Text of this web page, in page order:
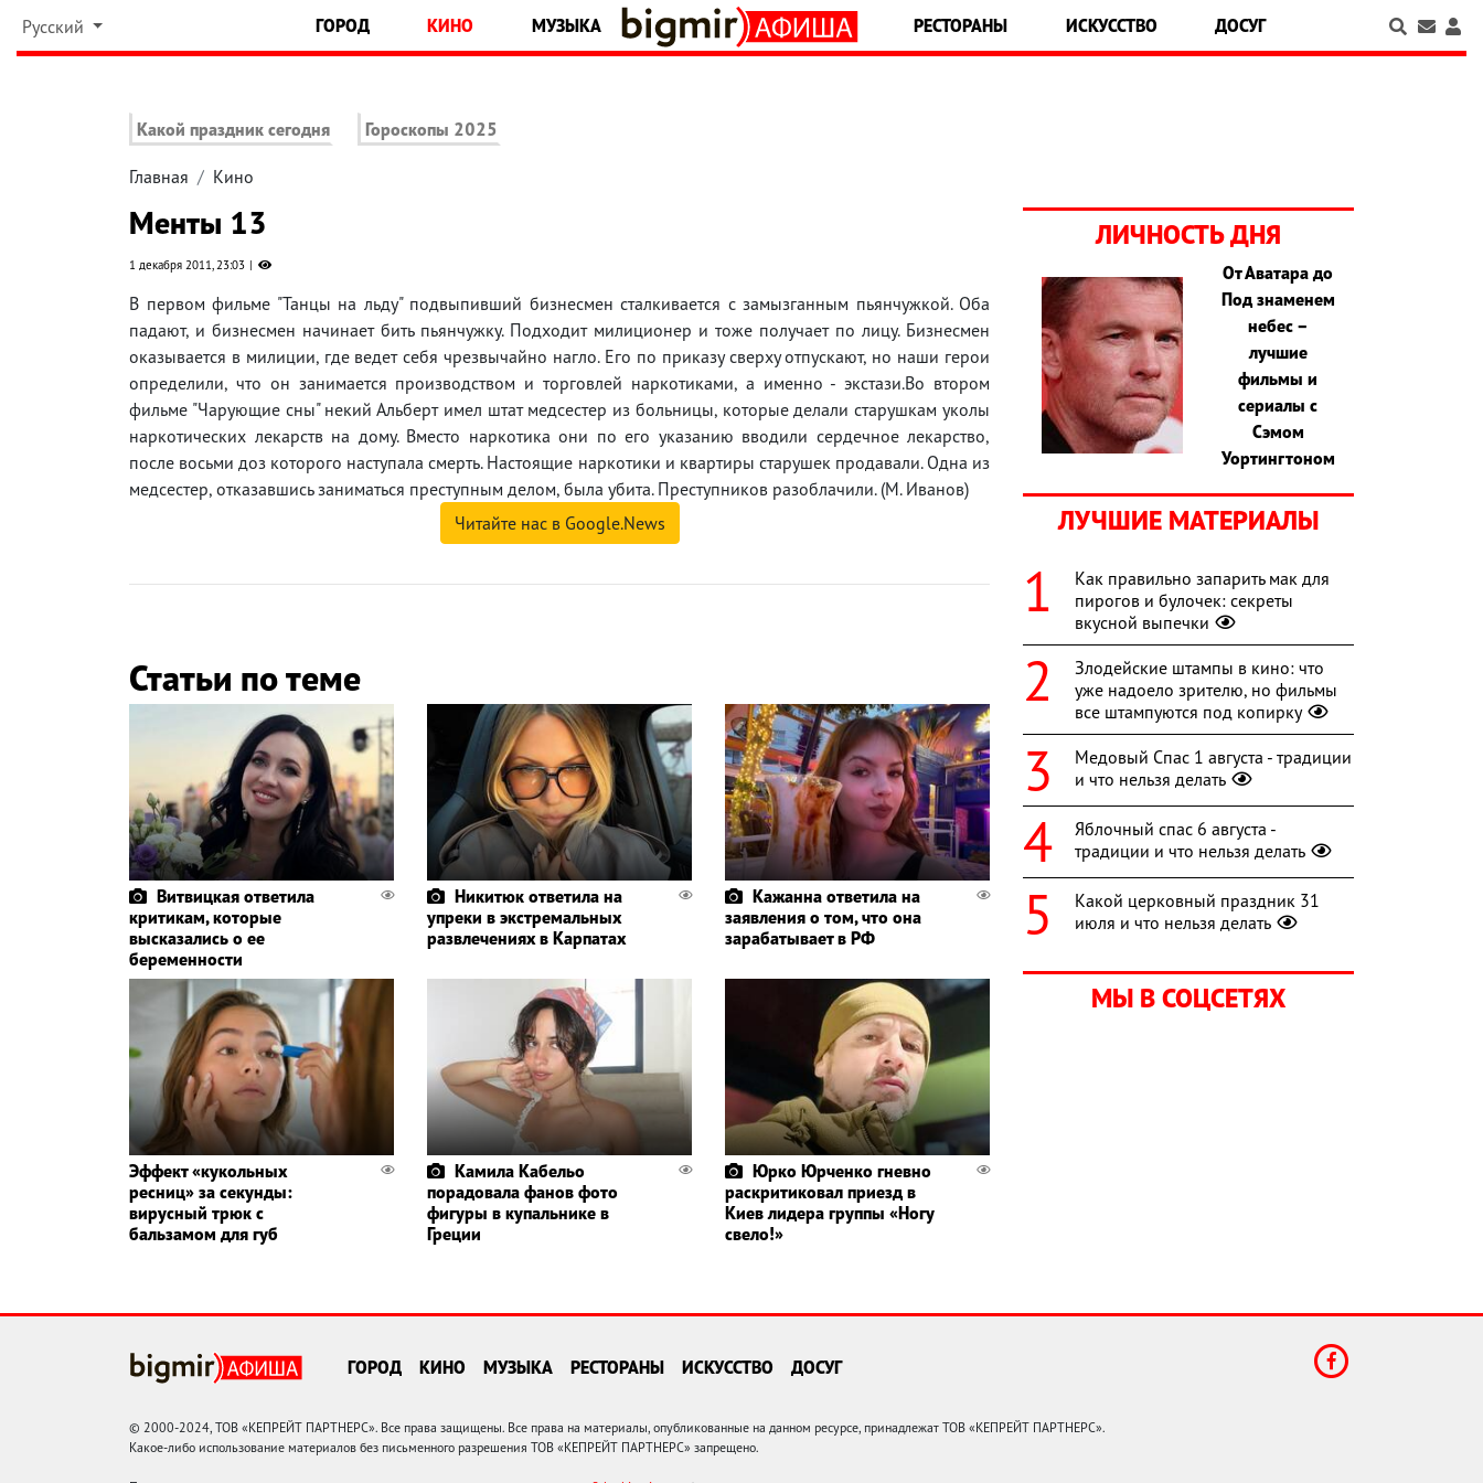
Русский ГОРОД КИНО МУЗЫКА РЕСТОРАНЫ ИСКУССТВО ДОСУГ
Какой праздник сегодня Гороскопы 2025
Главная Кино
Менты 13
1 декабря 2011, 23:03
В первом фильме "Танцы на льду" подвыпивший бизнесмен сталкивается с замызганным пьянчужкой. Оба
падают, и бизнесмен начинает бить пьянчужку. Подходит милиционер и тоже получает по лицу. Бизнесмен
оказывается в милиции, где ведет себя чрезвычайно нагло. Его по приказу сверху отпускают, но наши герои
определили, что он занимается производством и торговлей наркотиками, а именно - экстази.Во втором
фильме "Чарующие сны" некий Альберт имел штат медсестер из больницы, которые делали старушкам уколы
наркотических лекарств на дому. Вместо наркотика они по его указанию вводили сердечное лекарство,
после восьми доз которого наступала смерть. Настоящие наркотики и квартиры старушек продавали. Одна из
медсестер, отказавшись заниматься преступным делом, была убита. Преступников разоблачили. (М. Иванов)
Читайте нас в Google.News
Статьи по теме
Витвицкая ответила
критикам, которые
высказались о ее
беременности
Никитюк ответила на
упреки в экстремальных
развлечениях в Карпатах
Кажанна ответила на
заявления о том, что она
зарабатывает в РФ
Эффект «кукольных
ресниц» за секунды:
вирусный трюк с
бальзамом для губ
Камила Кабельо
порадовала фанов фото
фигуры в купальнике в
Греции
Юрко Юрченко гневно
раскритиковал приезд в
Киев лидера группы «Ногу
свело!»
ЛИЧНОСТЬ ДНЯ
От Аватара до
Под знаменем
небес –
лучшие
фильмы и
сериалы с
Сэмом
Уортингтоном
ЛУЧШИЕ МАТЕРИАЛЫ
Как правильно запарить мак для
пирогов и булочек: секреты
вкусной выпечки
Злодейские штампы в кино: что
уже надоело зрителю, но фильмы
все штампуются под копирку
Медовый Спас 1 августа - традиции
и что нельзя делать
Яблочный спас 6 августа -
традиции и что нельзя делать
Какой церковный праздник 31
июля и что нельзя делать
МЫ В СОЦСЕТЯХ
ГОРОД КИНО МУЗЫКА РЕСТОРАНЫ ИСКУССТВО ДОСУГ
© 2000-2024, ТОВ «КЕПРЕЙТ ПАРТНЕРС». Все права защищены. Все права на материалы, опубликованные на данном ресурсе, принадлежат ТОВ «КЕПРЕЙТ ПАРТНЕРС».
Какое-либо использование материалов без письменного разрешения ТОВ «КЕПРЕЙТ ПАРТНЕРС» запрещено.